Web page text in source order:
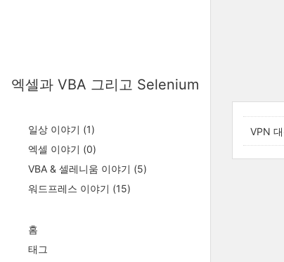
엑셀과 VBA 그리고 Selenium
일상 이야기 (1)
엑셀 이야기 (0)
VBA & 셀레니움 이야기 (5)
워드프레스 이야기 (15)
홈
태그
VPN